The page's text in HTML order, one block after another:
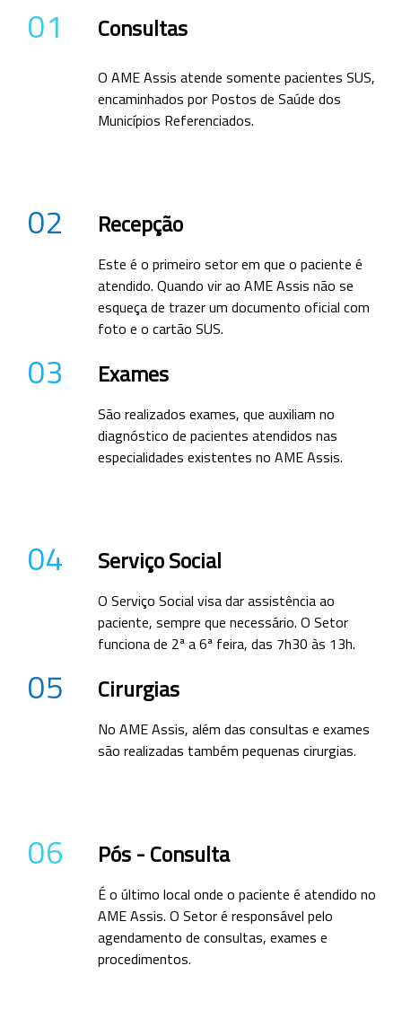
01 Consultas
O AME Assis atende somente pacientes SUS,
encaminhados por Postos de Saúde dos
Municípios Referenciados.
02 Recepção
Este é o primeiro setor em que o paciente é
atendido. Quando vir ao AME Assis não se
esqueça de trazer um documento oficial com
foto e o cartão SUS.
03 Exames
São realizados exames, que auxiliam no
diagnóstico de pacientes atendidos nas
especialidades existentes no AME Assis.
04 Serviço Social
O Serviço Social visa dar assistência ao
paciente, sempre que necessário. O Setor
funciona de 2ª a 6ª feira, das 7h30 às 13h.
05 Cirurgias
No AME Assis, além das consultas e exames
são realizadas também pequenas cirurgias.
06 Pós - Consulta
É o último local onde o paciente é atendido no
AME Assis. O Setor é responsável pelo
agendamento de consultas, exames e
procedimentos.